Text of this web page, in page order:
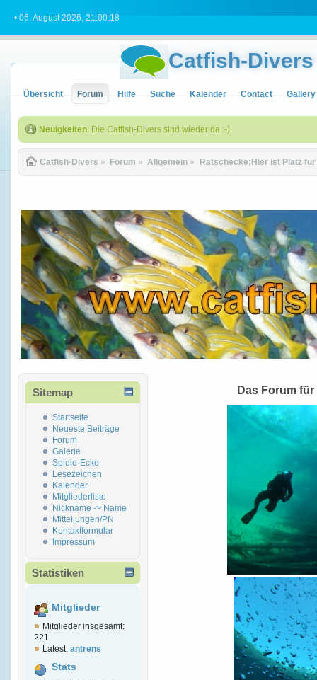
• 06. August 2026, 21:00:18
Catfish-Divers
Übersicht Forum Hilfe Suche Kalender Contact Gallery
Neuigkeiten: Die Catfish-Divers sind wieder da :-)
Catfish-Divers » Forum » Allgemein » Ratschecke;Hier ist Platz
Sitemap
Startseite
Neueste Beiträge
Forum
Galerie
Spiele-Ecke
Lesezeichen
Kalender
Mitgliederliste
Nickname -> Name
Mitteilungen/PN
Kontaktformular
Impressum
Statistiken
Mitglieder
Mitglieder insgesamt:
221
Latest: antrens
Stats
Das Forum